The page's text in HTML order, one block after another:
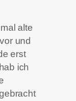
alte
und
erst
ich